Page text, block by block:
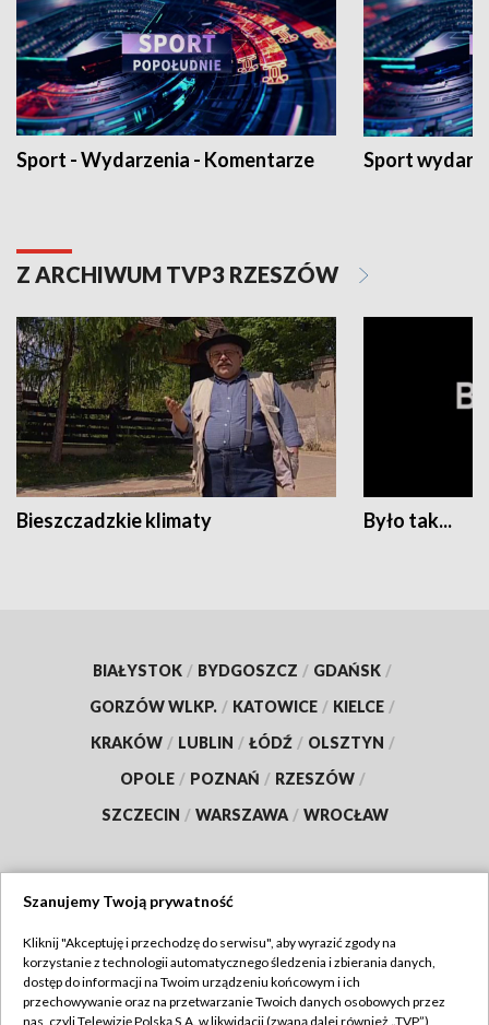
Sport - Wydarzenia - Komentarze Sport
Z ARCHIWUM TVP3 RZESZÓW
Bieszczadzkie klimaty Było tak...
BIAŁYSTOK / BYDGOSZCZ / GDAŃSK /
GORZÓW WLKP. / KATOWICE / KIELCE /
KRAKÓW / LUBLIN / ŁÓDŹ / OLSZTYN /
OPOLE / POZNAŃ / RZESZÓW /
SZCZECIN / WARSZAWA / WROCŁAW
TVP
Abonament TVP
Regulamin TVP
Szanujemy Twoją prywatność
Kliknij "Akceptuję i przechodzę do serwisu", aby wyrazić zgody na
korzystanie z technologii automatycznego śledzenia i zbierania danych,
dostęp do informacji na Twoim urządzeniu końcowym i ich
przechowywanie oraz na przetwarzanie Twoich danych osobowych przez
nas, czyli Telewizję Polską S.A. w likwidacji (zwaną dalej również „TVP”),